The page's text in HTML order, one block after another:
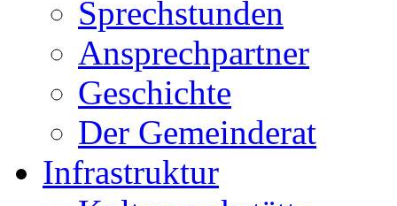
Sprechstunden
Ansprechpartner
Geschichte
Der Gemeinderat
Infrastruktur